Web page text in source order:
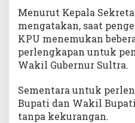
e
P
P
K
K
c
a
m
Menurut Kepala
mengatakan, saat
KPU menemukan
perlengkapan untuk
Wakil Gubernur Sultra.
Sementara untuk
Bupati dan Wakil
tanpa kekurangan.